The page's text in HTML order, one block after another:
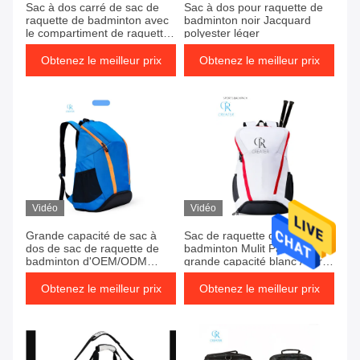
Sac à dos carré de sac de
raquette de badminton avec
le compartiment de raquettes
9pcs
Obtenez le meilleur prix
Sac à dos pour raquette de
badminton noir Jacquard
polyester léger
Obtenez le meilleur prix
Vidéo
Grande capacité de sac à
dos de sac de raquette de
badminton d'OEM/ODM
Oxford adaptée aux besoins
du client
Obtenez le meilleur prix
Vidéo
Sac de raquette de
badminton Mulit Package
grande capacité blanc / vert /
bleu
Obtenez le meilleur prix